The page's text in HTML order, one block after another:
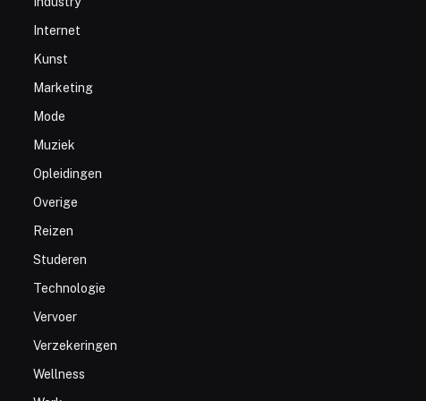
Internet
Kunst
Marketing
Mode
Muziek
Opleidingen
Overige
Reizen
Studeren
Technologie
Vervoer
Verzekeringen
Wellness